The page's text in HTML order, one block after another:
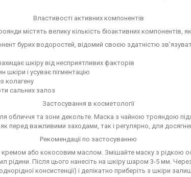
Властивості активних компонентів
містять велику кількість біоактивних
бурих водоростей, відомий своєю здатністю
шкіру від несприятливих факторів
шкіри і усуває пігментацію
колагену
сальних залоз
Застосування в косметології
обличчя та зони декольте. Маска з чайною трояндою
перед важливими заходами, так і регулярно, для
Рекомендації по застосуванню
кремом або кокосовим маслом. Змішайте маску з рідкою
рідини. Після цього нанесіть на шкіру шаром 3-5 мм.
консистенції) і делікатно приберіть з шкіри